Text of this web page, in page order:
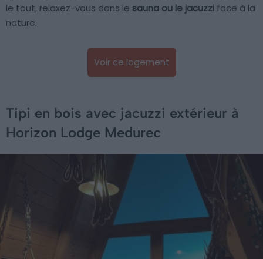
le tout, relaxez-vous dans le sauna ou le jacuzzi face à la
nature.
Voir ce logement
Tipi en bois avec jacuzzi extérieur à
Horizon Lodge Medurec